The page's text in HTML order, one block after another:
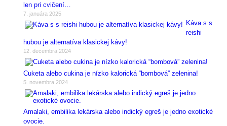
len pri cvičení…
7. januára 2025
Káva s s
reishi
hubou je alternatíva klasickej kávy!
12. decembra 2024
Cuketa alebo cukina je nízko kalorická “bombová” zelenina!
5. novembra 2024
Amalaki, embilika lekárska alebo indický egreš je jedno exotické
ovocie.